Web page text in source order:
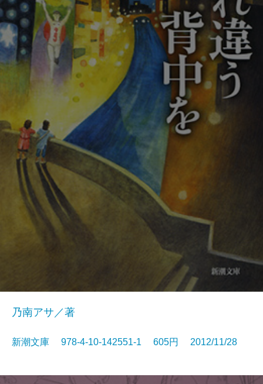
乃南アサ／著
新潮文庫 978-4-10-142551-1 605円 2012/11/28